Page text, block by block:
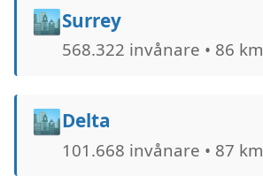
🏙️Surrey
568.322 invånare • 86 km
🏙️Delta
101.668 invånare • 87 km